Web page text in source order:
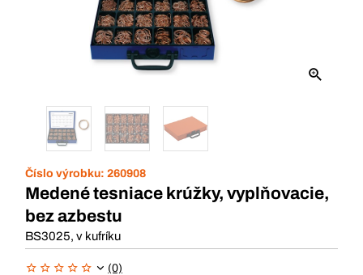
Číslo výrobku: 260908
Medené tesniace krúžky, vyplňovacie,
bez azbestu
BS3025, v kufríku
(0)